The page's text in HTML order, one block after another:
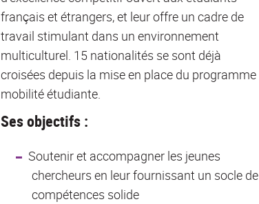
français et étrangers, et leur offre un cadre de
travail stimulant dans un environnement
multiculturel. 15 nationalités se sont déjà
croisées depuis la mise en place du programme
mobilité étudiante.
Ses objectifs :
Soutenir et accompagner les jeunes
chercheurs en leur fournissant un socle de
compétences solide